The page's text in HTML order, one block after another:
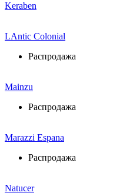
Keraben
LAntic Colonial
Распродажа
Mainzu
Распродажа
Marazzi Espana
Распродажа
Natucer